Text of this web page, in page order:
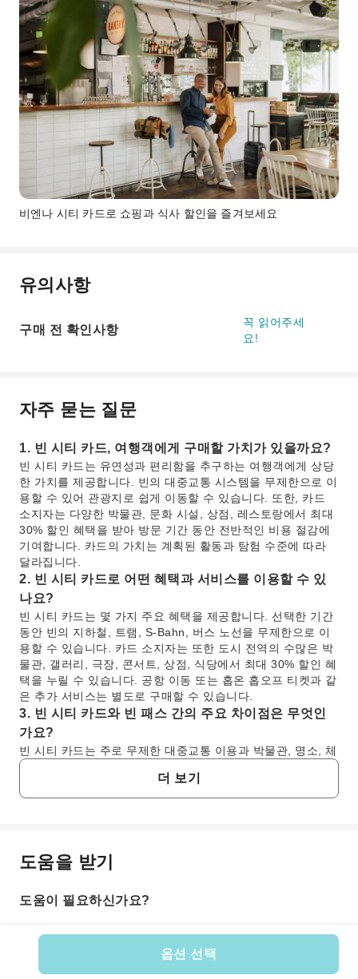
옵션 선택
비엔나 시티 카드로 쇼핑과 식사 할인을 즐겨보세요
유의사항
구매 전 확인사항
꼭 읽어주세
요!
자주 묻는 질문
1. 빈 시티 카드, 여행객에게 구매할 가치가 있을까요?
빈 시티 카드는 유연성과 편리함을 추구하는 여행객에게 상당
한 가치를 제공합니다. 빈의 대중교통 시스템을 무제한으로 이
용할 수 있어 관광지로 쉽게 이동할 수 있습니다. 또한, 카드
소지자는 다양한 박물관, 문화 시설, 상점, 레스토랑에서 최대
30% 할인 혜택을 받아 방문 기간 동안 전반적인 비용 절감에
기여합니다. 카드의 가치는 계획된 활동과 탐험 수준에 따라
달라집니다.
2. 빈 시티 카드로 어떤 혜택과 서비스를 이용할 수 있
나요?
빈 시티 카드는 몇 가지 주요 혜택을 제공합니다. 선택한 기간
동안 빈의 지하철, 트램, S-Bahn, 버스 노선을 무제한으로 이
용할 수 있습니다. 카드 소지자는 또한 도시 전역의 수많은 박
물관, 갤러리, 극장, 콘서트, 상점, 식당에서 최대 30% 할인 혜
택을 누릴 수 있습니다. 공항 이동 또는 홉온 홉오프 티켓과 같
은 추가 서비스는 별도로 구매할 수 있습니다.
3. 빈 시티 카드와 빈 패스 간의 주요 차이점은 무엇인
가요?
빈 시티 카드는 주로 무제한 대중교통 이용과 박물관, 명소, 체
험에 대한 다양한 비율 할인 혜택을 제공합니다. 반면에 빈 패
스는 일반적으로 더 많은 인기 명소에 무료 입장을 제공합니
다. 시티 카드는 교통과 유연한 할인에 중점을 두는 반면, 패스
활성화하나요?
편리하게 구매할 수 있어 도착 전에 원활한 예약 과정을 보장
수 있습니다. 이 카드는 일반적으로 대중교통이나 관광지에서
처음 사용될 때 활성화되므로, 유효 기간을 시작하려면 올바르
더 보기
자주 묻는 질문
1. 빈 시티 카드, 여행객에게 구매할 가치가 있을까
빈 시티 카드는 유연성과 편리함을 추구하는 여행객에게
상당한 가치를 제공합니다. 빈의 대중교통 시스템을 무제
도움을 받기
도움이 필요하신가요?
상품 번호: 182995